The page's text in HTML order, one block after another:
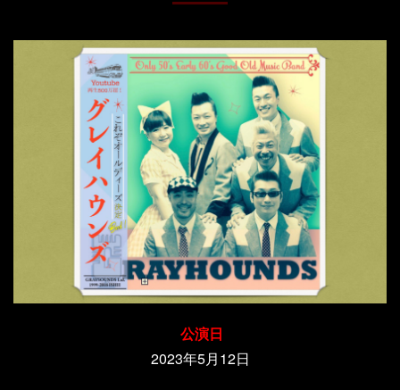
公演日
2023年5月12日